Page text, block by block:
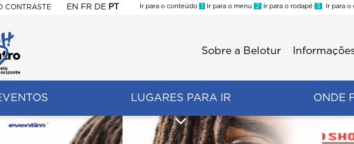
CONTRASTE EN FR DE PT
Ir para o conteúdo 1 Ir para o menu 2 Ir para o rodapé 3 Ir para o
Sobre a Belotur
LUGARES PARA IR ONDE